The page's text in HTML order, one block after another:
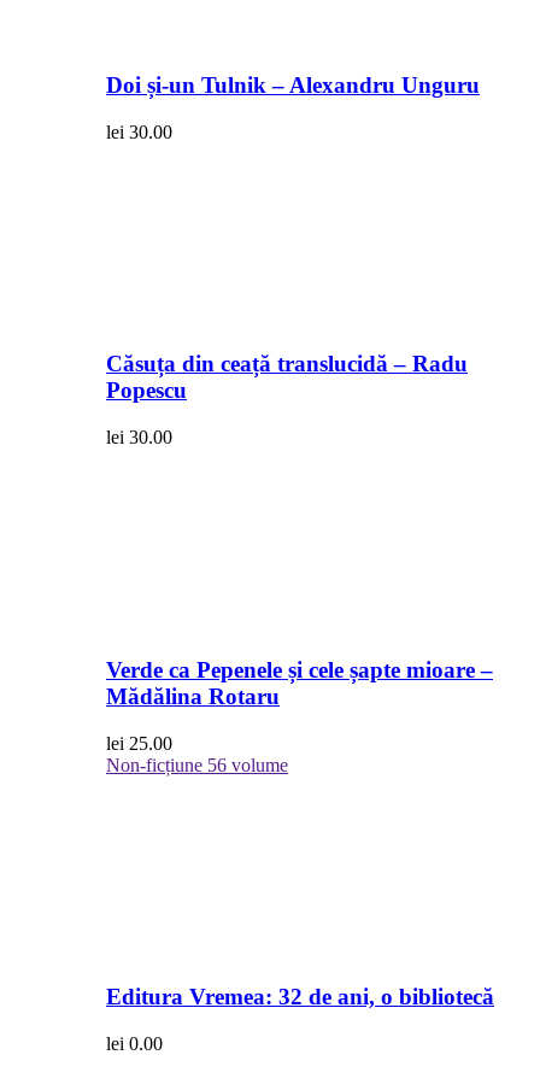
Doi și-un Tulnik – Alexandru Unguru
lei 30.00
Căsuța din ceață translucidă – Radu
Popescu
lei 30.00
Verde ca Pepenele și cele șapte mioare –
Mădălina Rotaru
lei 25.00
Non-ficțiune 56 volume
Editura Vremea: 32 de ani, o bibliotecă
lei 0.00